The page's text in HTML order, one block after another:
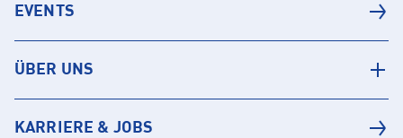
EVENTS
ÜBER UNS
KARRIERE & JOBS